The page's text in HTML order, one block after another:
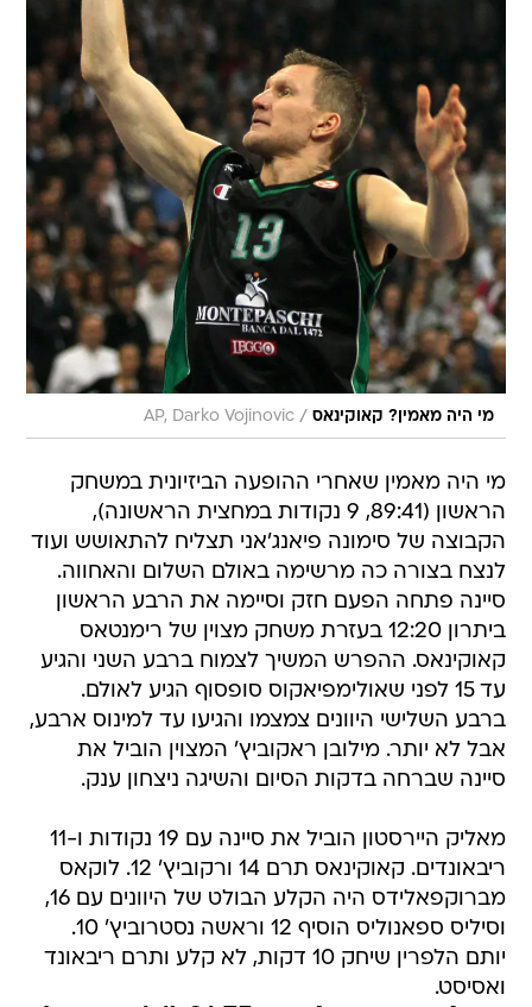
מי היה מאמין? קאוקינאס /
AP, Darko Vojinovic
מי היה מאמין שאחרי ההופעה הביזיונית במשחק
הראשון (89:41, 9 נקודות במחצית הראשונה),
הקבוצה של סימונה פיאנג'אני תצליח להתאושש ועוד
לנצח בצורה כה מרשימה באולם השלום והאחווה.
סיינה פתחה הפעם חזק וסיימה את הרבע הראשון
ביתרון 12:20 בעזרת משחק מצוין של רימנטאס
קאוקינאס. ההפרש המשיך לצמוח ברבע השני והגיע
עד 15 לפני שאולימפיאקוס סופסוף הגיע לאולם.
ברבע השלישי היוונים צמצמו והגיעו עד למינוס ארבע,
אבל לא יותר. מילובן ראקוביץ' המצוין הוביל את
סיינה שברחה בדקות הסיום והשיגה ניצחון ענק.
מאליק היירסטון הוביל את סיינה עם 19 נקודות ו-11
ריבאונדים. קאוקינאס תרם 14 ורקוביץ' 12. לוקאס
מברוקפאלידס היה הקלע הבולט של היוונים עם 16,
וסיליס ספאנוליס הוסיף 12 וראשה נסטרוביץ' 10.
יותם הלפרין שיחק 10 דקות, לא קלע ותרם ריבאונד
ואסיסט.